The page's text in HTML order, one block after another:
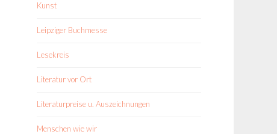
Kunst
Leipziger Buchmesse
Lesekreis
Literatur vor Ort
Literaturpreise u. Auszeichnungen
Menschen wie wir